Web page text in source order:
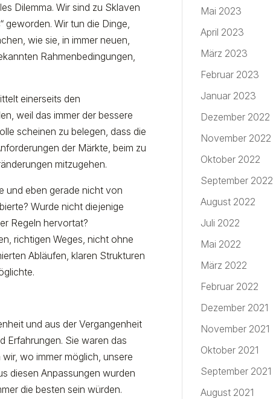
Dilemma. Wir sind zu Sklaven
geworden. Wir tun die Dinge,
wie sie, in immer neuen,
Rahmenbedingungen,
einerseits den
weil das immer der bessere
scheinen zu belegen, dass die
der Märkte, beim zu
mitzugehen.
und eben gerade nicht von
Wurde nicht diejenige
Regeln hervortat?
richtigen Weges, nicht ohne
Abläufen, klaren Strukturen
und aus der Vergangenheit
Erfahrungen. Sie waren das
wo immer möglich, unsere
diesen Anpassungen wurden
die besten sein würden.
Mai 2023
April 2023
März 2023
Februar 2023
Januar 2023
Dezember 2022
November 2022
Oktober 2022
September 2022
August 2022
Juli 2022
Mai 2022
März 2022
Februar 2022
Dezember 2021
November 2021
Oktober 2021
September 2021
August 2021